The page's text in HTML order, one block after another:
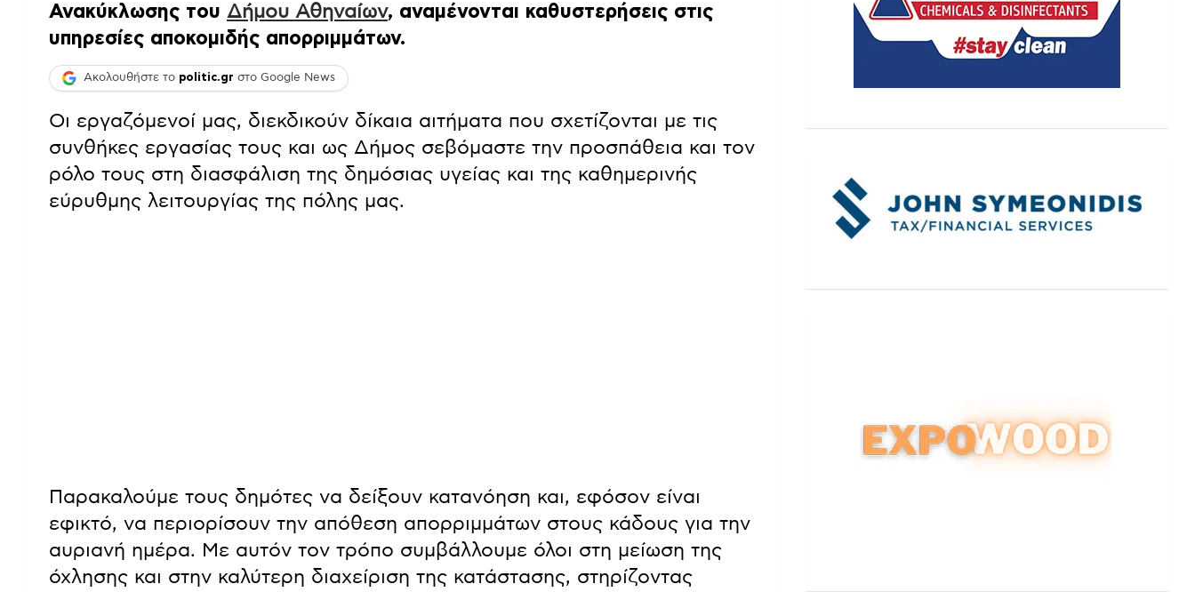
Ανακύκλωσης του Δήμου Αθηναίων, αναμένονται καθυστερήσεις στις
υπηρεσίες αποκομιδής απορριμμάτων.
Ακολουθήστε το politic.gr στο Google News
Οι εργαζόμενοί μας, διεκδικούν δίκαια αιτήματα που σχετίζονται με τις
συνθήκες εργασίας τους και ως Δήμος σεβόμαστε την προσπάθεια και τον
ρόλο τους στη διασφάλιση της δημόσιας υγείας και της καθημερινής
εύρυθμης λειτουργίας της πόλης μας.
Παρακαλούμε τους δημότες να δείξουν κατανόηση και, εφόσον είναι
εφικτό, να περιορίσουν την απόθεση απορριμμάτων στους κάδους για την
αυριανή ημέρα. Με αυτόν τον τρόπο συμβάλλουμε όλοι στη μείωση της
όχλησης και στην καλύτερη διαχείριση της κατάστασης, στηρίζοντας